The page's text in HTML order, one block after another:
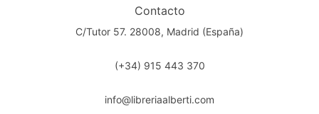
Contacto
C/Tutor 57. 28008, Madrid (España)
(+34) 915 443 370
info@libreriaalberti.com